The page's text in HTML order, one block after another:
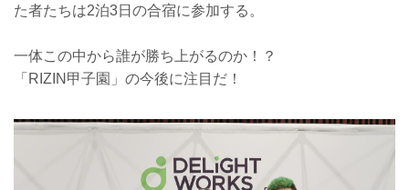
た者たちは2泊3日の合宿に参加する。
一体この中から誰が勝ち上がるのか！？
「RIZIN甲子園」の今後に注目だ！